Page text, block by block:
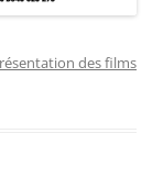
des films